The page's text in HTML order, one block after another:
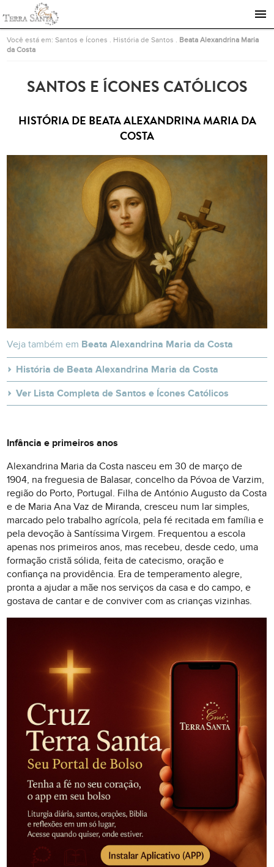
Ir para a página inicial
Você está em:Santos e Ícones História de Santos
Beata Alexandrina Maria
da Costa
SANTOS E ÍCONES CATÓLICOS
HISTÓRIA DE BEATA ALEXANDRINA MARIA DA
COSTA
Veja também em Beata Alexandrina Maria da Costa
História de Beata Alexandrina Maria da Costa
Ver Lista Completa de Santos e Ícones Católicos
Infância e primeiros anos
Alexandrina Maria da Costa nasceu em 30 de março de
1904, na freguesia de Balasar, concelho da Póvoa de Varzim,
região do Porto, Portugal. Filha de António Augusto da Costa
e de Maria Ana Vaz de Miranda, cresceu num lar simples,
marcado pelo trabalho agrícola, pela fé recitada em família e
pela devoção à Santíssima Virgem. Frequentou a escola
apenas nos primeiros anos, mas recebeu, desde cedo, uma
formação cristã sólida, feita de catecismo, oração e
confiança na providência. Era de temperamento alegre,
pronta a ajudar a mãe nos serviços da casa e do campo, e
gostava de cantar e de conviver com as crianças vizinhas.